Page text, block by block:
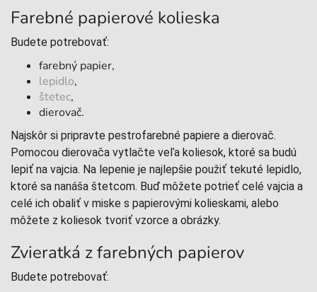
Farebné papierové kolieska
Budete potrebovať:
farebný papier,
lepidlo,
štetec,
dierovač.
Najskôr si pripravte pestrofarebné papiere a dierovač.
Pomocou dierovača vytlačte veľa koliesok, ktoré sa budú
lepiť na vajcia. Na lepenie je najlepšie použiť tekuté lepidlo,
ktoré sa nanáša štetcom. Buď môžete potrieť celé vajcia a
celé ich obaliť v miske s papierovými kolieskami, alebo
môžete z koliesok tvoriť vzorce a obrázky.
Zvieratká z farebných papierov
Budete potrebovať: